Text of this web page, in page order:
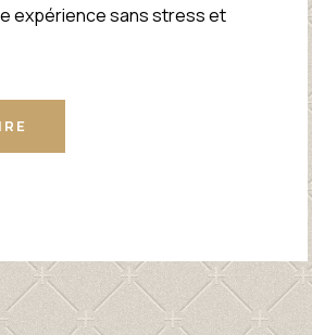
expérience sans stress et